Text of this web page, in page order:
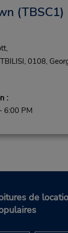
(TBSC1)
TBILISI, 0108,
:
6:00 PM
de